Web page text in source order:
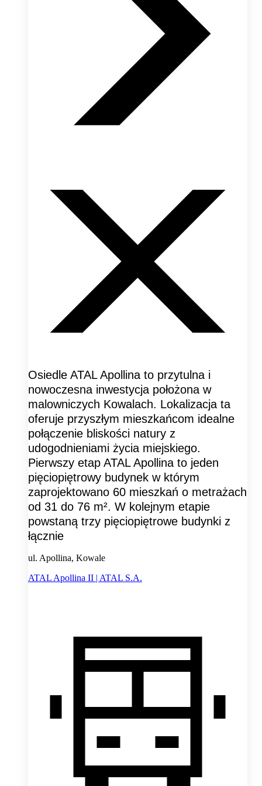
Osiedle ATAL Apollina to przytulna i
nowoczesna inwestycja położona w
malowniczych Kowalach. Lokalizacja ta
oferuje przyszłym mieszkańcom idealne
połączenie bliskości natury z
udogodnieniami życia miejskiego.
Pierwszy etap ATAL Apollina to jeden
pięciopiętrowy budynek w którym
zaprojektowano 60 mieszkań o metrażach
od 31 do 76 m². W kolejnym etapie
powstaną trzy pięciopiętrowe budynki z
łącznie
ul. Apollina, Kowale
ATAL Apollina II | ATAL S.A.